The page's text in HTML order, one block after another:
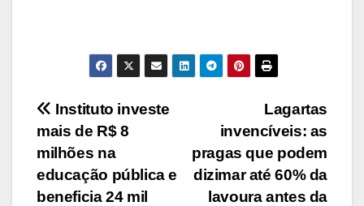
Navegação
de
Post
Lagartas
invencíveis: as
pragas que podem
dizimar até 60% da
lavoura antes da
Instituto investe
mais de R$ 8
milhões na
educação pública e
beneficia 24 mil